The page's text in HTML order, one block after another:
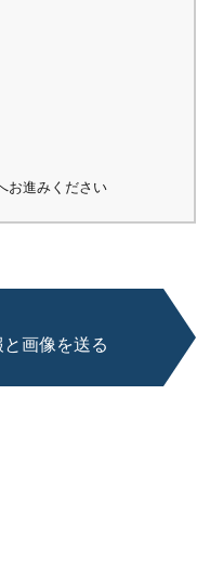
お進みください
画像を送る